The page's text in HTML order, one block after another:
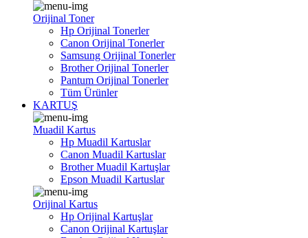
Orijinal Toner
Hp Orijinal Tonerler
Canon Orijinal Tonerler
Samsung Orijinal Tonerler
Brother Orijinal Tonerler
Pantum Orijinal Tonerler
Tüm Ürünler
KARTUŞ
Muadil Kartus
Hp Muadil Kartuslar
Canon Muadil Kartuslar
Brother Muadil Kartuşlar
Epson Muadil Kartuslar
Orijinal Kartus
Hp Orijinal Kartuşlar
Canon Orijinal Kartuşlar